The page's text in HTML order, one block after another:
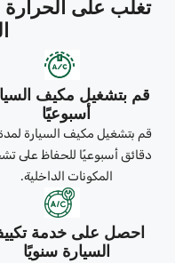
تغلب على
قم بتشغيل مكيف
أسبوعيًا
دقائق أسبوعيًا للحفاظ على
المكونات الداخلية.
احصل على خدمة
السيارة سنويًا